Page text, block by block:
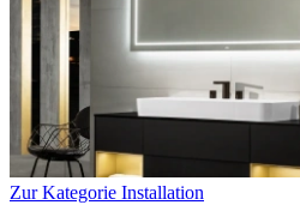
Zur Kategorie Installation